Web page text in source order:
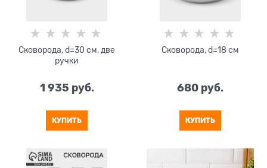
Сковорода, d=30 см, две
ручки
1 935 руб.
КУПИТЬ
Сковорода, d=18 см
680 руб.
КУПИТЬ